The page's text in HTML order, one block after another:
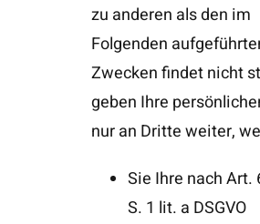
zu anderen als den im
Folgenden
Zwecken findet nicht
geben Ihre
nur an Dritte weiter,
Sie Ihre nach Art.
S. 1 lit. a DSGVO